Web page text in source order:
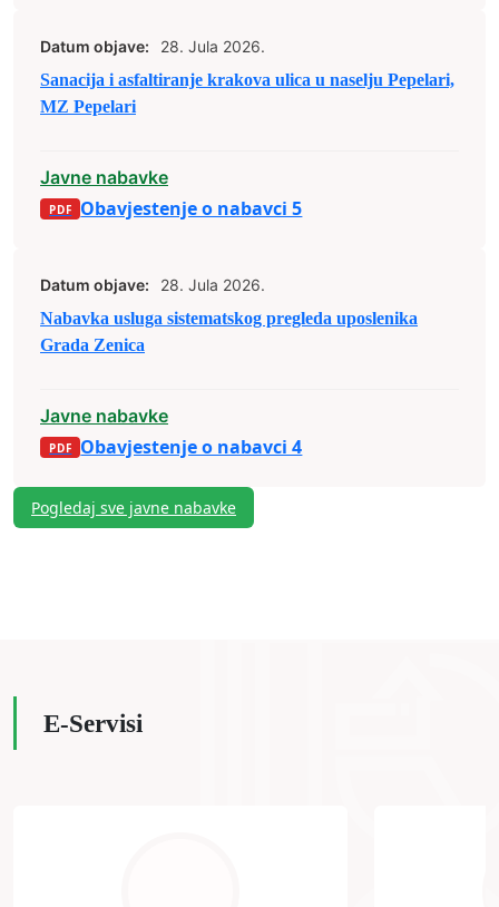
Datum objave:
28. Jula 2026.
Sanacija i asfaltiranje krakova ulica u naselju Pepelari,
MZ Pepelari
Javne nabavke
Obavjestenje o nabavci 5
Datum objave:
28. Jula 2026.
Nabavka usluga sistematskog pregleda uposlenika
Grada Zenica
Javne nabavke
Obavjestenje o nabavci 4
Pogledaj sve javne nabavke
E-Servisi